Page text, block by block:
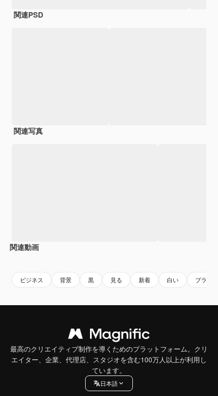
関連PSD
関連写真
関連動画
ビジネス 背景 黒 見る 新着 白い ブランク
最高のクリエイティブ制作を導くためのプラットフォーム。クリ
エイター、企業、代理店、スタジオを含む100万人以上が利用し
ています。
日本語